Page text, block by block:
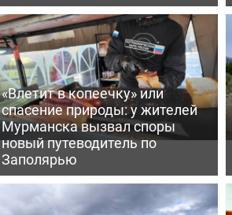
«Влетит в копеечку» или
спасение природы: у жителей
Мурманска вызвал споры
новый путеводитель по
Заполярью